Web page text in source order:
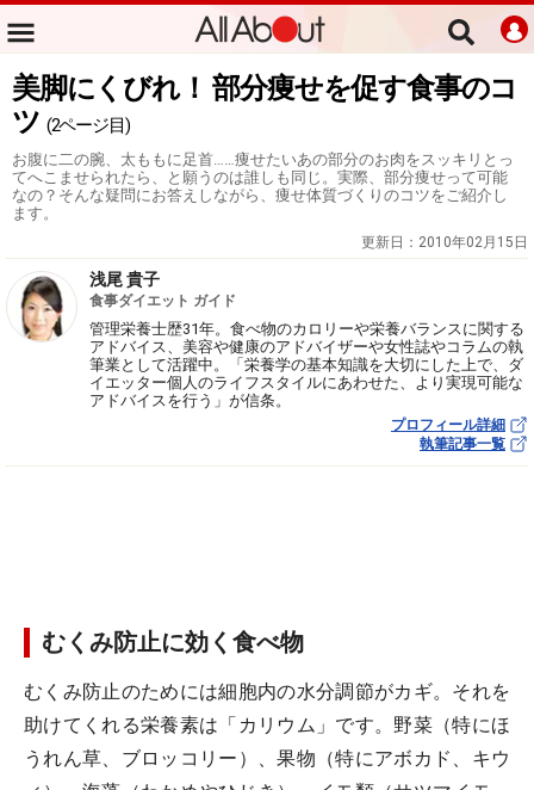
美脚にくびれ！ 部分痩せを促す食事のコ
ツ (2ページ目)
お腹に二の腕、太ももに足首……痩せたいあの部分のお肉をスッキリとっ
てへこませられたら、と願うのは誰しも同じ。実際、部分痩せって可能
なの？そんな疑問にお答えしながら、痩せ体質づくりのコツをご紹介し
ます。
更新日： 2010年02月15日
浅尾 貴子
食事ダイエット ガイド
管理栄養士歴31年。食べ物のカロリーや栄養バランスに関する
アドバイス、美容や健康のアドバイザーや女性誌やコラムの執
筆業として活躍中。「栄養学の基本知識を大切にした上で、ダ
イエッター個人のライフスタイルにあわせた、より実現可能な
アドバイスを行う」が信条。
プロフィール詳細
執筆記事一覧
むくみ防止に効く食べ物
むくみ防止のためには細胞内の水分調節がカギ。それを
助けてくれる栄養素は「カリウム」です。野菜（特にほ
うれん草、ブロッコリー）、果物（特にアボカド、キウ